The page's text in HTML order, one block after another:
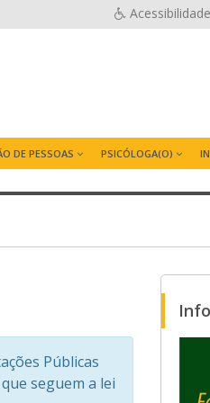
Acessibilidade
DE PESSOAS PSICÓLOGA(O)
Públicas
seguem a lei